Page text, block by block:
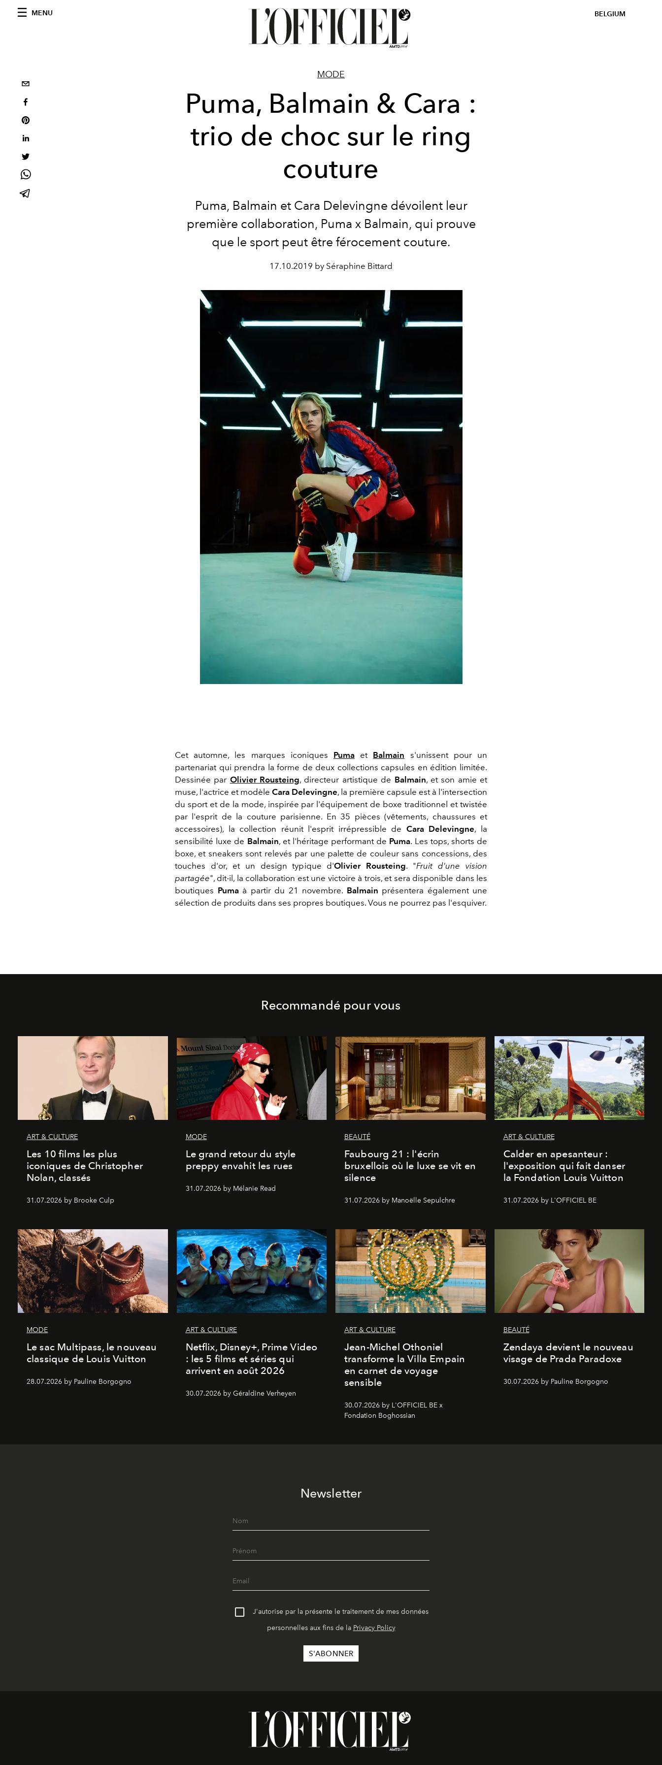
MENU BELGIUM
MODE
Puma, Balmain & Cara :
trio de choc sur le ring
couture
Puma, Balmain et Cara Delevingne dévoilent leur
première collaboration, Puma x Balmain, qui prouve
que le sport peut être férocement couture.
17.10.2019 by Séraphine Bittard
Cet automne, les marques iconiques Puma et Balmain s'unissent pour un
partenariat qui prendra la forme de deux collections capsules en édition limitée.
Dessinée par Olivier Rousteing, directeur artistique de Balmain, et son amie et
muse, l'actrice et modèle Cara Delevingne, la première capsule est à l'intersection
du sport et de la mode, inspirée par l'équipement de boxe traditionnel et twistée
par l'esprit de la couture parisienne. En 35 pièces (vêtements, chaussures et
accessoires), la collection réunit l'esprit irrépressible de Cara Delevingne, la
sensibilité luxe de Balmain, et l'héritage performant de Puma. Les tops, shorts de
boxe, et sneakers sont relevés par une palette de couleur sans concessions, des
touches d'or, et un design typique d'Olivier Rousteing. "Fruit d'une vision
partagée", dit-il, la collaboration est une victoire à trois, et sera disponible dans les
boutiques Pumaà partir du 21 novembre. Balmain présentera également une
sélection de produits dans ses propres boutiques. Vous ne pourrez pas l'esquiver.
Recommandé pour vous
ART & CULTURE
Les 10 films les plus
iconiques de Christopher
Nolan, classés
31.07.2026 by Brooke Culp
MODE
Le grand retour du style
preppy envahit les rues
31.07.2026 by Mélanie Read
BEAUTÉ
Faubourg 21 : l'écrin
bruxellois où le luxe se vit en
silence
31.07.2026 by Manoëlle Sepulchre
ART & CULTURE
Calder en apesanteur :
l'exposition qui fait danser
la Fondation Louis Vuitton
31.07.2026 by L'OFFICIEL BE
MODE
Le sac Multipass, le nouveau
classique de Louis Vuitton
28.07.2026 by Pauline Borgogno
ART & CULTURE
Netflix, Disney+, Prime Video
: les 5 films et séries qui
arrivent en août 2026
30.07.2026 by Géraldine Verheyen
ART & CULTURE
Jean-Michel Othoniel
transforme la Villa Empain
en carnet de voyage
sensible
30.07.2026 by L'OFFICIEL BE x
Fondation Boghossian
BEAUTÉ
Zendaya devient le nouveau
visage de Prada Paradoxe
30.07.2026 by Pauline Borgogno
Newsletter
J'autorise par la présente le traitement de mes données
personnelles aux fins de la Privacy Policy